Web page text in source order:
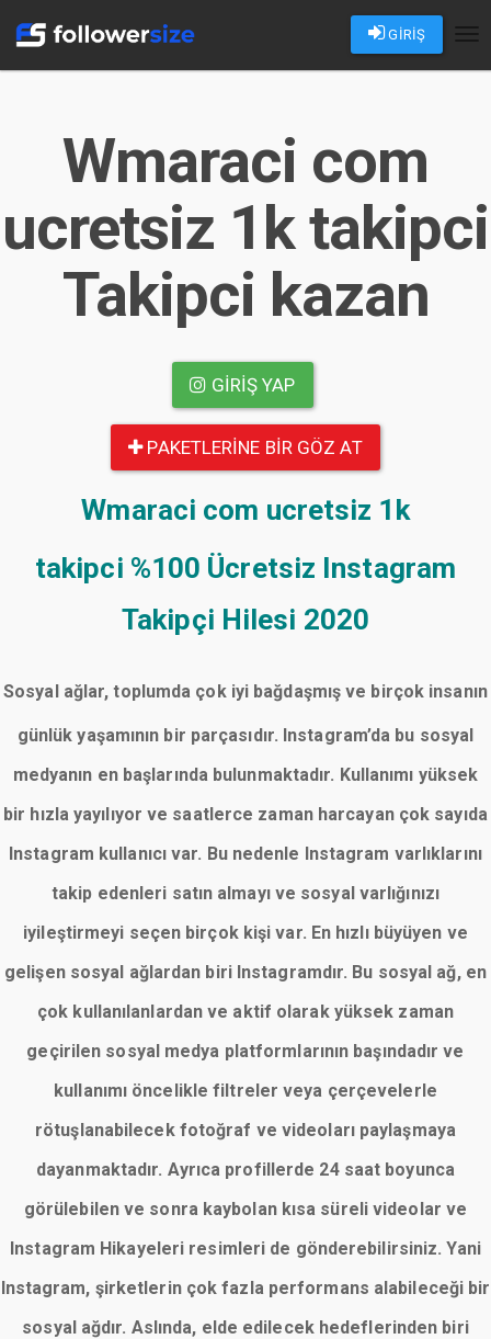
GİRİŞ
Wmaraci com
ucretsiz 1k takipci
Takipci kazan
GIRIŞ YAP
PAKETLERINE BIR GÖZ AT
Wmaraci com ucretsiz 1k
takipci %100 Ücretsiz Instagram
Takipçi Hilesi 2020
Sosyal ağlar, toplumda çok iyi bağdaşmış ve birçok insanın
günlük yaşamının bir parçasıdır. Instagram’da bu sosyal
medyanın en başlarında bulunmaktadır. Kullanımı yüksek
bir hızla yayılıyor ve saatlerce zaman harcayan çok sayıda
Instagram kullanıcı var. Bu nedenle Instagram varlıklarını
takip edenleri satın almayı ve sosyal varlığınızı
iyileştirmeyi seçen birçok kişi var. En hızlı büyüyen ve
gelişen sosyal ağlardan biri Instagramdır. Bu sosyal ağ, en
çok kullanılanlardan ve aktif olarak yüksek zaman
geçirilen sosyal medya platformlarının başındadır ve
kullanımı öncelikle filtreler veya çerçevelerle
rötuşlanabilecek fotoğraf ve videoları paylaşmaya
dayanmaktadır. Ayrıca profillerde 24 saat boyunca
görülebilen ve sonra kaybolan kısa süreli videolar ve
Instagram Hikayeleri resimleri de gönderebilirsiniz. Yani
Instagram, şirketlerin çok fazla performans alabileceği bir
sosyal ağdır. Aslında, elde edilecek hedeflerinden biri